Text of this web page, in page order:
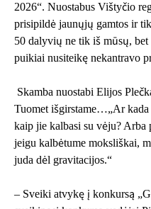
2026“. Nuostabus Vištyčio
prisipildė jaunųjų gamtos ir
50 dalyvių ne tik iš mūsų,
puikiai nusiteikę nekantravo
Skamba nuostabi Elijos
Tuomet išgirstame…„Ar kada
kaip jie kalbasi su vėju?
jeigu kalbėtume moksliškai,
juda dėl gravitacijos.“
– Sveiki atvykę į konkursą